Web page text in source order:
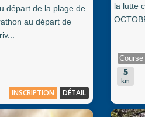
départ de la plage de
au départ de
INSCRIPTION DÉTAIL
la lutte
5
km